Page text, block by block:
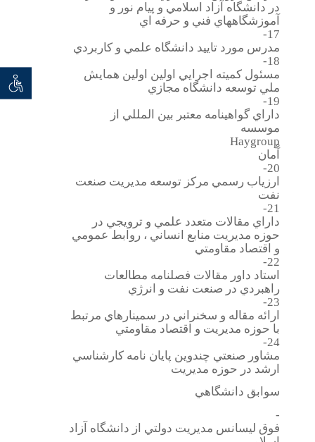
توان
در دانشگاه آزاد اسلامي و پيام نور و
آموزشگاههاي فني و حرفه اي
17-
مدرس مورد تاييد دانشگاه علمي و كاربردي
18-
مسئول كميته اجرايي اولين اولين همايش
ملي توسعه دانشگاه مجازي
19-
داراي گواهينامه معتبر بين المللي از
موسسه
Haygroup
آْمان
20-
ارزياب رسمي مركز توسعه مديريت صنعت
نفت
21-
داراي مقالات متعدد علمي و ترويجي در
حوزه مديريت منابع انساني ، روابط عمومي
و اقتصاد مقاومتي
22-
استاد داور مقالات فصلنامه مطالعات
راهبردي در صنعت نفت و انرژي
23-
ارائه مقاله و سخنراني در سمينارهاي مرتبط
با حوزه مديريت و اقتصاد مقاومتي
24-
مشاور صنعتي چندوين پايان نامه كارشناسي
ارشد در حوزه مديريت
سوابق دانشگاهي
-
فوق ليسانس مديريت دولتي از دانشگاه آزاد